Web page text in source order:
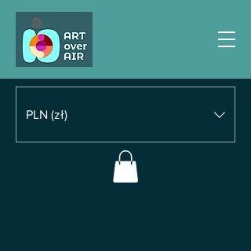
PLN (zł)